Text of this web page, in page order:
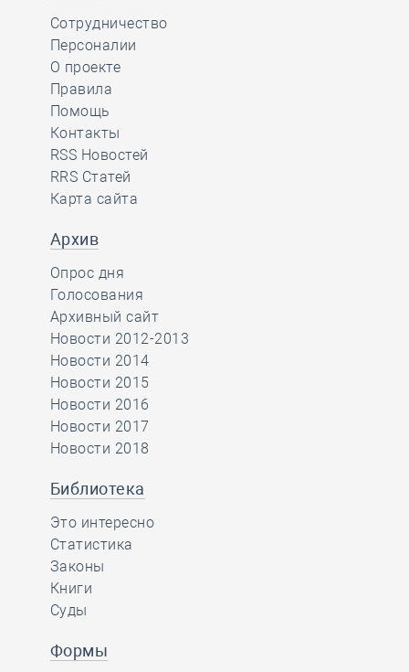
Сотрудничество
Персоналии
О проекте
Правила
Помощь
Контакты
RSS Новостей
RRS Статей
Карта сайта
Архив
Опрос дня
Голосования
Архивный сайт
Новости 2012-2013
Новости 2014
Новости 2015
Новости 2016
Новости 2017
Новости 2018
Библиотека
Это интересно
Статистика
Законы
Книги
Суды
Формы